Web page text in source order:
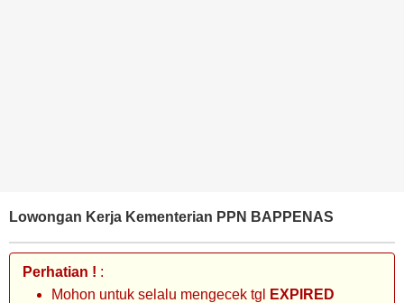
Lowongan Kerja Kementerian PPN BAPPENAS
Perhatian ! :
Mohon untuk selalu mengecek tgl
EXPIRED